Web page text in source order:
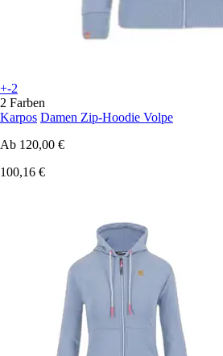
+-2
2 Farben
Karpos Damen Zip-Hoodie Volpe
Ab 120,00 €
100,16 €